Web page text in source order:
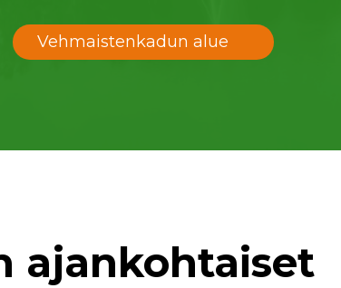
Vehmaistenkadun alue
ajankohtaiset